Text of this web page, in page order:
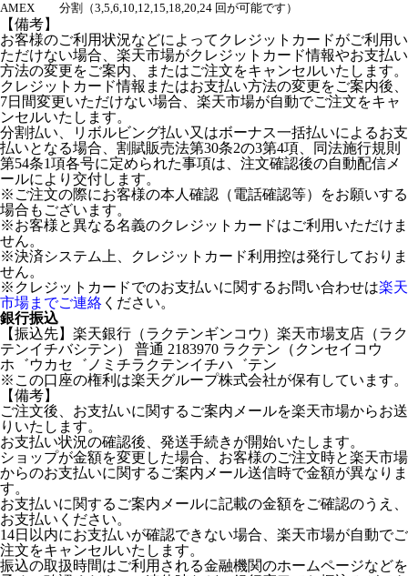
AMEX
分割（3,5,6,10,12,15,18,20,24 回が可能です）
【備考】
お客様のご利用状況などによってクレジットカードがご利用い
ただけない場合、楽天市場がクレジットカード情報やお支払い
方法の変更をご案内、またはご注文をキャンセルいたします。
クレジットカード情報またはお支払い方法の変更をご案内後、
7日間変更いただけない場合、楽天市場が自動でご注文をキャ
ンセルいたします。
分割払い、リボルビング払い又はボーナス一括払いによるお支
払いとなる場合、割賦販売法第30条2の3第4項、同法施行規則
第54条1項各号に定められた事項は、注文確認後の自動配信メ
ールにより交付します。
※ご注文の際にお客様の本人確認（電話確認等）をお願いする
場合もございます。
※お客様と異なる名義のクレジットカードはご利用いただけま
せん。
※決済システム上、クレジットカード利用控は発行しておりま
せん。
※クレジットカードでのお支払いに関するお問い合わせは楽天
市場までご連絡 ください。
銀行振込
【振込先】楽天銀行（ラクテンギンコウ）楽天市場支店（ラク
テンイチバシテン） 普通 2183970 ラクテン（クンセイコウ
ホ゛ウカセ゛ノミチラクテンイチハ゛テン
※この口座の権利は楽天グループ株式会社が保有しています。
【備考】
ご注文後、お支払いに関するご案内メールを楽天市場からお送
りいたします。
お支払い状況の確認後、発送手続きが開始いたします。
ショップが金額を変更した場合、お客様のご注文時と楽天市場
からのお支払いに関するご案内メール送信時で金額が異なりま
す。
お支払いに関するご案内メールに記載の金額をご確認のうえ、
お支払いください。
14日以内にお支払いが確認できない場合、楽天市場が自動でご
注文をキャンセルいたします。
振込の取扱時間はご利用される金融機関のホームページなどを